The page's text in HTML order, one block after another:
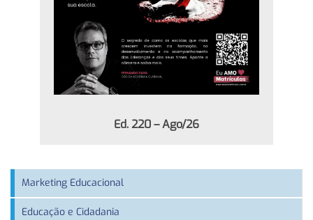
Ed. 220 – Ago/26
Marketing Educacional
Educação e Cidadania